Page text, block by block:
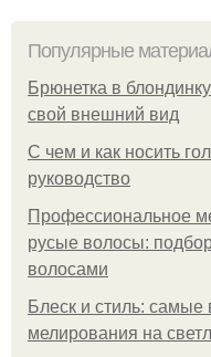
Популярные
Брюнетка в
свой внешний вид
С чем и как носить
руководство
Профессиональное
русые волосы:
волосами
Блеск и стиль:
мелирования на